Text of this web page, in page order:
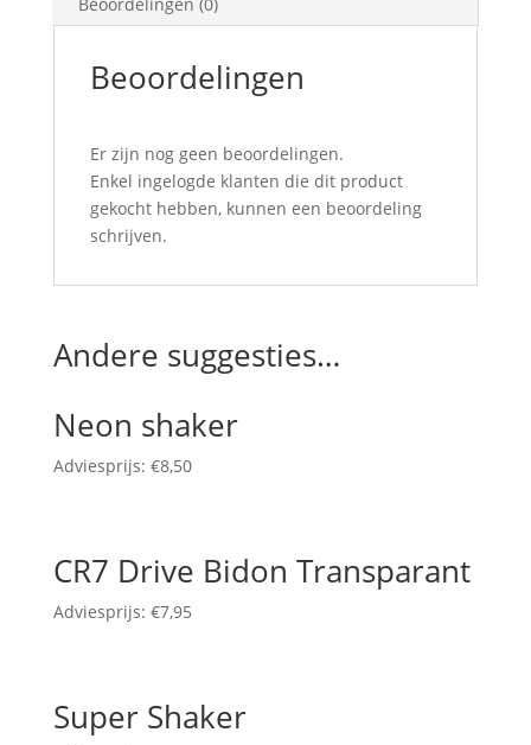
Beoordelingen
Er zijn nog geen beoordelingen.
Enkel ingelogde klanten die dit product
gekocht hebben, kunnen een beoordeling
schrijven.
Andere suggesties…
Neon shaker
Adviesprijs: €8,50
CR7 Drive Bidon Transparant
Adviesprijs: €7,95
Super Shaker